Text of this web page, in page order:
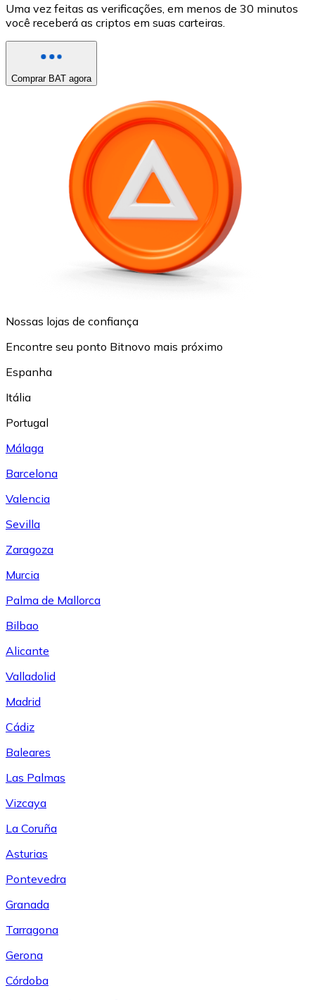
Uma vez feitas as verificações, em menos de 30 minutos
você receberá as criptos em suas carteiras.
Comprar BAT agora
Nossas lojas de confiança
Encontre seu ponto Bitnovo mais próximo
Espanha
Itália
Portugal
Málaga
Barcelona
Valencia
Sevilla
Zaragoza
Murcia
Palma de Mallorca
Bilbao
Alicante
Valladolid
Madrid
Cádiz
Baleares
Las Palmas
Vizcaya
La Coruña
Asturias
Pontevedra
Granada
Tarragona
Gerona
Córdoba